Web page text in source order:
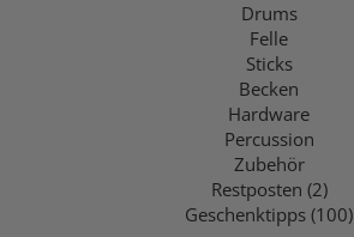
Drums
Felle
Sticks
Becken
Hardware
Percussion
Zubehör
Restposten (2)
Geschenktipps (100)